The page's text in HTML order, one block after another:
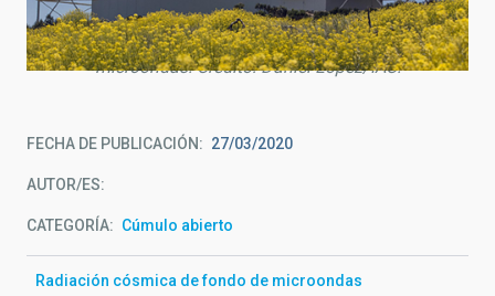
Experimento QUIJOTE, en el Observatorio del Teide, para
el estudio de la radiación de fondo cósmico de
microondas. Crédito: Daniel López/IAC.
FECHA DE PUBLICACIÓN 27/03/2020
AUTOR/ES
CATEGORÍA Cúmulo abierto
Radiación cósmica de fondo de microondas